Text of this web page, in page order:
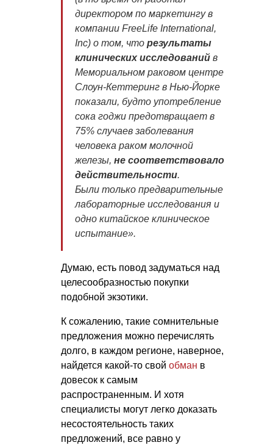
директором по маркетингу в
компании FreeLife International,
Inc) о том, что результаты
клинических исследований в
Мемориальном раковом центре
Слоун-Кеттеринг в Нью-Йорке
показали, будто употребление
сока годжи предотвращает в
75% случаев заболевания
человека раком молочной
железы, не соответствовало
действительности.
Были только предварительные
лабораторные исследования и
одно китайское клиническое
испытание».
Думаю, есть повод задуматься над
целесообразностью покупки
подобной экзотики.
К сожалению, такие сомнительные
предложения можно перечислять
долго, в каждом регионе, наверное,
найдется какой-то свой обман в
довесок к самым
распространенным. И хотя
специалисты могут легко доказать
несостоятельность таких
предложений, все равно у